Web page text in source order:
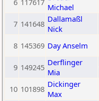
6 117617 Michael
7 141648 Dallamaßl
Nick
8 145369 Day Anselm
9 149245 Derflinger
Mia
10 101898 Dickinger
Max